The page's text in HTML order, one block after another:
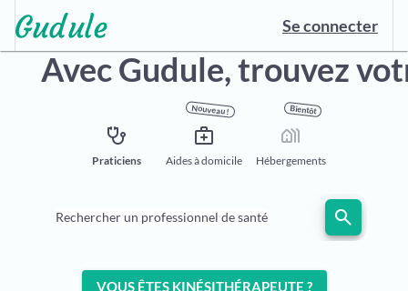
Se connecter
Avec Gudule,trouvez
stethoscope
Praticiens
Nouveau !
medical_services
Aides à domicile
Bientôt
holiday_village
Hébergements
Rechercher un professionnel de santé search
VOUS ÊTES KINÉSITHÉRAPEUTE ?